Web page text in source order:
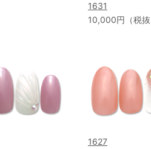
1631
10,000円（税抜
1627